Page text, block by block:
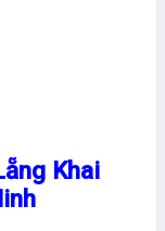
Khai